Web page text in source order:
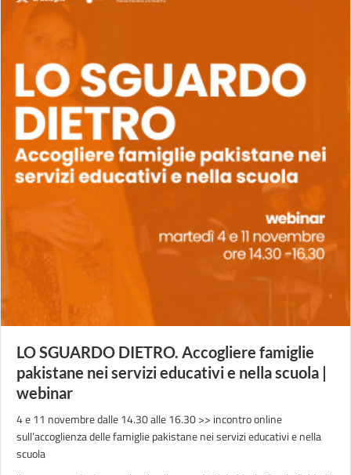
LO SGUARDO DIETRO. Accogliere famiglie
pakistane nei servizi educativi e nella scuola |
webinar
4 e 11 novembre dalle 14.30 alle 16.30 >> incontro online
sull’accoglienza delle famiglie pakistane nei servizi educativi e nella
scuola